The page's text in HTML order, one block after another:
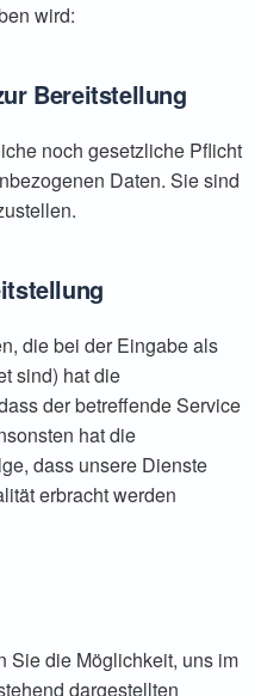
wird:
Bereitstellung
noch gesetzliche Pflicht
Daten. Sie sind
die bei der Eingabe als
sind) hat die
der betreffende Service
hat die
dass unsere Dienste
erbracht werden
Sie die Möglichkeit, uns im
dargestellten